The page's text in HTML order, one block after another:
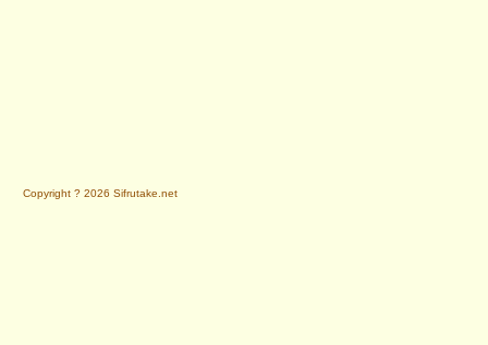
Copyright ? 2026 Sifrutake.net